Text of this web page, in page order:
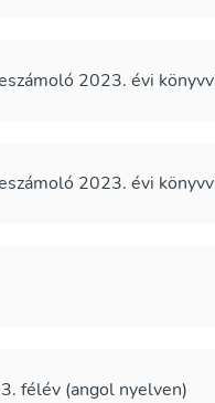
2023. évi
2023. évi
félév (angol nyelven)